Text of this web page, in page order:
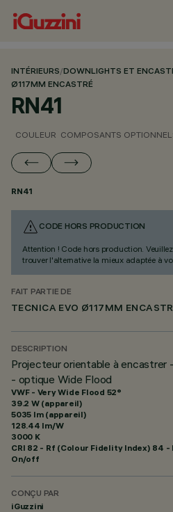
INTÉRIEURS/DOWNLIGHTS ET
Ø117MM ENCASTRÉ
RN41
COULEUR COMPOSANTS
RN41
CODE HORS PRODUCTION
Attention ! Code hors production.
trouver l'alternative la mieux adaptée à
FAIT PARTIE DE
TECNICA EVO Ø117MM
DESCRIPTION
Projecteur orientable à
- optique Wide Flood
VWF - Very Wide Flood 52°
39.2 W (appareil)
5035 lm (appareil)
128.44 lm/W
3000 K
CRI 82 - Rf (Colour Fidelity Index) 84 -
On/off
CONÇU PAR
iGuzzini